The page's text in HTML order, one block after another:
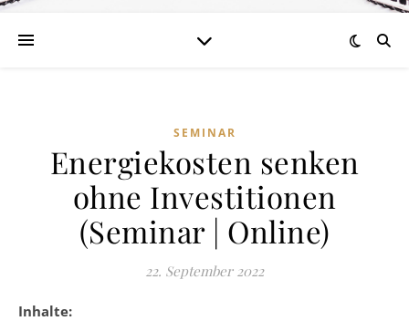
SEMINAR
Energiekosten senken
ohne Investitionen
(Seminar | Online)
22. September 2022
Inhalte: